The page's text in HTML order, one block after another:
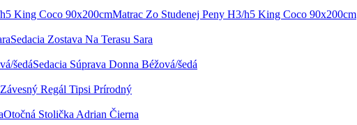
Matrac Zo Studenej Peny H3/h5 King Coco 90x200cm
Sedacia Zostava Na Terasu Sara
Sedacia Súprava Donna Béžová/šedá
Závesný Regál Tipsi Prírodný
Otočná Stolička Adrian Čierna